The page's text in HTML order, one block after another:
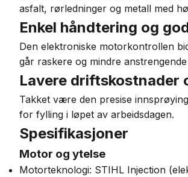
asfalt, rørledninger og metall med
Enkel håndtering og
Den elektroniske motorkontrollen
går raskere og mindre
Lavere driftskostnader
Takket være den presise
for fylling i løpet av arbeidsdagen.
Spesifikasjoner
Motor og ytelse
Motorteknologi: STIHL Injection